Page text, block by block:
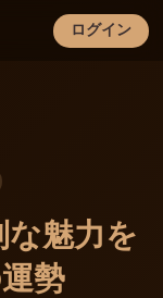
ログイン
×
魅力を
勢